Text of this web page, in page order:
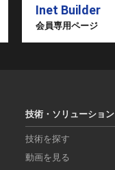
Inet Builder
会員専用ページ
技術・ソリューション
技術を探す
動画を見る